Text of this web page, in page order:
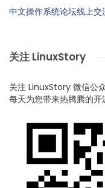
中文操作系统论坛线上交
关注 LinuxStory
关注 LinuxStory 微信公
每天为您带来热腾腾的开